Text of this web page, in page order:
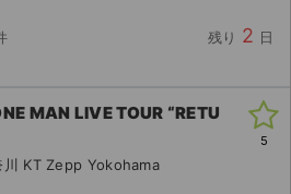
残り 2 日
MAN LIVE TOUR “RETU
KT Zepp Yokohama
5